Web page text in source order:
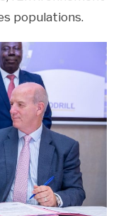
populations.